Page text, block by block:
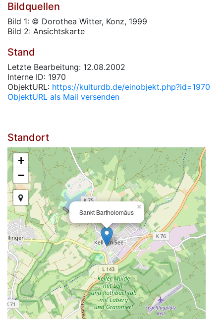
Bildquellen
Bild 1: © Dorothea Witter, Konz, 1999
Bild 2: Ansichtskarte
Stand
Letzte Bearbeitung: 12.08.2002
Interne ID: 1970
ObjektURL: https://kulturdb.de/einobjekt.php?id=1970
ObjektURL als Mail versenden
Standort
Sankt Bartholomäus
×
+
−